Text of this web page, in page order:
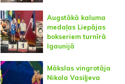
Augstākā kaluma
medaļas Liepājas
bokseriem turnīrā
Igaunijā
Mākslas vingrotāja
Nikola Vasiļjeva